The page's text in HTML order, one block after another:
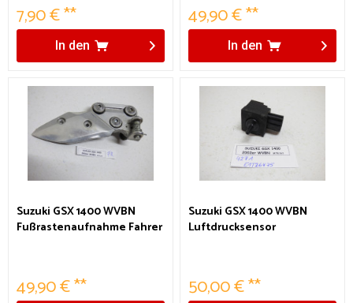
7,90 € **
In den
49,90 € **
In den
Suzuki GSX 1400 WVBN
Fußrastenaufnahme Fahrer
49,90 € **
Suzuki GSX 1400 WVBN
Luftdrucksensor
50,00 € **